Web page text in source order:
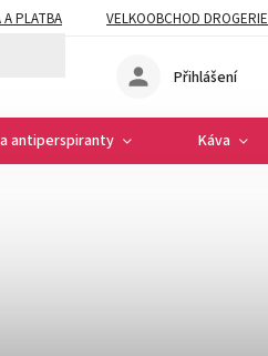
PLATBA VELKOOBCHOD DROGERIE
Přihlášení
antiperspiranty Káva